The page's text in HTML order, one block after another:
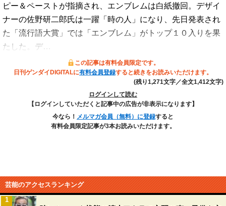
ピー＆ペーストが指摘され、エンブレムは白紙撤回。デザイ
ナーの佐野研二郎氏は一躍「時の人」になり、先日発表され
た「流行語大賞」では「エンブレム」がトップ１０入りを果
たした。デ…
この記事は有料会員限定です。
日刊ゲンダイDIGITALに有料会員登録すると続きをお読みいただけます。
(残り1,271文字／全文1,412文字)
ログインして読む
【ログインしていただくと記事中の広告が非表示になります】
今なら！ メルマガ会員（無料）に登録すると
有料会員限定記事が3本お読みいただけます。
芸能のアクセスランキング
1